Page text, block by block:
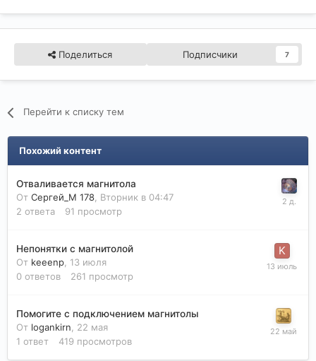
Поделиться Подписчики 7
Перейти к списку тем
Похожий контент
Отваливается магнитола
От Сергей_М 178, Вторник в 04:47
2 ответа 91 просмотр
Непонятки с магнитолой
От keeenp, 13 июля
0 ответов 261 просмотр
Помогите с подключением магнитолы
От logankirn, 22 мая
1 ответ 419 просмотров